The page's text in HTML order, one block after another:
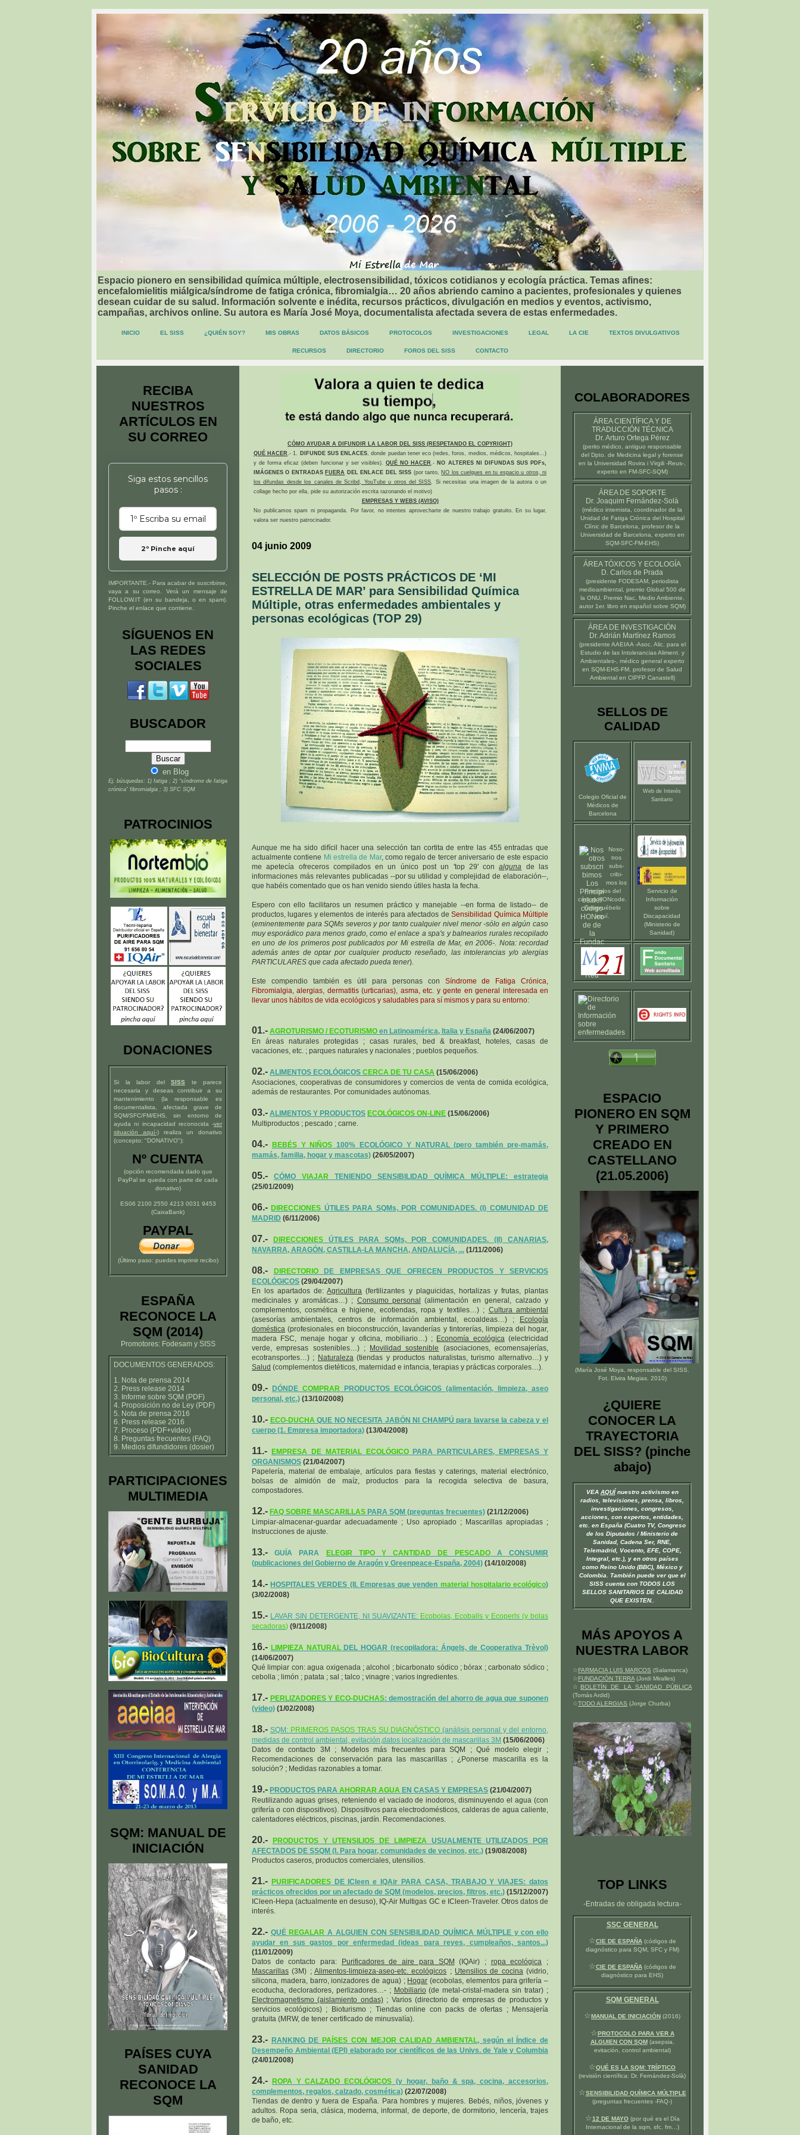
Espacio pionero en sensibilidad química múltiple, electrosensibilidad, tóxicos cotidianos y ecología práctica. Temas afines:
encefalomielitis miálgica/síndrome de fatiga crónica, fibromialgia… 20 años abriendo camino a pacientes, profesionales y quienes
desean cuidar de su salud. Información solvente e inédita, recursos prácticos, divulgación en medios y eventos, activismo,
campañas, archivos online. Su autora es María José Moya, documentalista afectada severa de estas enfermedades.
INICIO EL SISS ¿QUIÉN SOY? MIS OBRAS DATOS BÁSICOS PROTOCOLOS INVESTIGACIONES LEGAL LA CIE TEXTOS DIVULGATIVOS
RECURSOS DIRECTORIO FOROS DEL SISS CONTACTO
CÓMO AYUDAR A DIFUNDIR LA LABOR DEL SISS (RESPETANDO EL COPYRIGHT)
QUÉ HACER.- 1. DIFUNDE SUS ENLACES, donde puedan tener eco (redes, foros, medios, médicos, hospitales...)
y de forma eficaz (deben funcionar y ser visibles).QUÉ NO HACER.- NO ALTERES NI DIFUNDAS SUS PDFs,
IMÁGENES O ENTRADAS FUERA DEL ENLACE DEL SISS (por tanto, NO los cuelgues en tu espacio u otros, ni
los difundas desde los canales de Scribd, YouTube u otros del SISS. Si necesitas una imagen de la autora o un
collage hecho por ella, pide su autorización escrita razonando el motivo)
EMPRESAS Y WEBS (AVISO)
No publicamos spam ni propaganda. Por favor, no intentes aprovecharte de nuestro trabajo gratuito. En su lugar,
valora ser nuestro patrocinador.
04 junio 2009
SELECCIÓN DE POSTS PRÁCTICOS DE ‘MI
ESTRELLA DE MAR’ para Sensibilidad Química
Múltiple, otras enfermedades ambientales y
personas ecológicas (TOP 29)
Aunque me ha sido difícil hacer una selección tan cortita de entre las 455 entradas que
actualmente contiene Mi estrella de Mar, como regalo de tercer aniversario de este espacio
me apetecía ofreceros compilados en un único post un 'top 29' conalguna de las
informaciones más relevantes publicadas --por su utilidad y complejidad de elaboración--,
que habéis comentado que os han venido siendo útiles hasta la fecha.
Espero con ello facilitaros un resumen práctico y manejable --en forma de listado-- de
productos, lugares y elementos de interés para afectados deSensibilidad Química Múltiple
(eminentemente para SQMs severos y por tanto cualquier nivel menor -sólo en algún caso
muy esporádico para menos grado, como el enlace a spa's y balnearios rurales recopilado
en uno de los primeros post publicados por Mi estrella de Mar, en 2006-. Nota: recordad
además antes de optar por cualquier producto reseñado, las intolerancias y/o alergias
PARTICULARES que cada afectado pueda tener).
Este compendio también es útil para personas con Síndrome de Fatiga Crónica,
Fibromialgia, alergias, dermatitis (urticarias), asma, etc. y gente en general interesada en
llevar unos hábitos de vida ecológicos y saludables para sí mismos y para su entorno:
01.- AGROTURISMO / ECOTURISMO en Latinoamérica, Italia y España (24/06/2007)
En áreas naturales protegidas ; casas rurales, bed & breakfast, hoteles, casas de
vacaciones, etc. ; parques naturales y nacionales ; pueblos pequeños.
02.- ALIMENTOS ECOLÓGICOS CERCA DE TU CASA (15/06/2006)
Asociaciones, cooperativas de consumidores y comercios de venta de comida ecológica,
además de restaurantes. Por comunidades autónomas.
03.- ALIMENTOS Y PRODUCTOS ECOLÓGICOS ON-LINE (15/06/2006)
Multiproductos ; pescado ; carne.
04.- BEBÉS Y NIÑOS 100% ECOLÓGICO Y NATURAL (pero también pre-mamás,
mamás, familia, hogar y mascotas) (26/05/2007)
05.- CÓMO VIAJAR TENIENDO SENSIBILIDAD QUÍMICA MÚLTIPLE: estrategia
(25/01/2009)
06.- DIRECCIONES ÚTILES PARA SQMs, POR COMUNIDADES. (I) COMUNIDAD DE
MADRID (6/11/2006)
07.- DIRECCIONESÚTILES PARA SQMs, POR COMUNIDADES. (II) CANARIAS,
NAVARRA, ARAGÓN, CASTILLA-LA MANCHA, ANDALUCÍA, ... (1/11/2006)
08.- DIRECTORIO
DE EMPRESAS QUE OFRECEN PRODUCTOS Y SERVICIOS
ECOLÓGICOS (29/04/2007)
En los apartados de:Agricultura (fertilizantes y plaguicidas, hortalizas y frutas, plantas
medicinales y aromáticas…) ; Consumo personal
(alimentación en general, calzado y
complementos, cosmética e higiene, ecotiendas, ropa y textiles…) ; Cultura ambiental
(asesorías ambientales, centros de información ambiental, ecoaldeas…) ;
Ecología
doméstica (profesionales en bioconstrucción, lavanderías y tintorerías, limpieza del hogar,
madera FSC, menaje hogar y oficina, mobiliario…) ; Economía ecológica(electricidad
verde, empresas sostenibles…) ;
Movilidad sostenible
(asociaciones, ecomensajerías,
ecotransportes…) ; Naturaleza(tiendas y productos naturalistas, turismo alternativo…) y
Salud (complementos dietéticos, maternidad e infancia, terapias y prácticas corporales…).
09.- DÓNDE COMPRAR PRODUCTOS ECOLÓGICOS (alimentación, limpieza, aseo
personal, etc.) (13/10/2008)
10.- ECO-DUCHAQUE NO NECESITA JABÓN NI CHAMPÚ para lavarse la cabeza y el
cuerpo (1. Empresa importadora) (13/04/2008)
11.- EMPRESA DE MATERIAL ECOLÓGICOPARA PARTICULARES, EMPRESAS Y
ORGANISMOS (21/04/2007)
Papelería, material de embalaje, artículos para fiestas y caterings, material electrónico,
bolsas de almidón de maíz, productos para la recogida selectiva de basura,
compostadores.
12.- FAQ SOBRE MASCARILLAS PARA SQM (preguntas frecuentes) (21/12/2006)
Limpiar-almacenar-guardar adecuadamente ; Uso apropiado ; Mascarillas apropiadas ;
Instrucciones de ajuste.
13.- GUÍA PARA ELEGIR TIPO Y CANTIDAD DE PESCADOA CONSUMIR
(publicaciones del Gobierno de Aragón y Greenpeace-España, 2004) (14/10/2008)
14.- HOSPITALES VERDES (II. Empresas que venden material hospitalario ecológico)
(3/02/2008)
15.- LAVAR SIN DETERGENTE, NI SUAVIZANTE: Ecobolas, Ecoballs y Ecoperls (y bolas
secadoras) (9/11/2008)
16.- LIMPIEZANATURALDEL HOGAR (recopiladora: Ángels, de Cooperativa Trèvol)
(14/06/2007)
Qué limpiar con: agua oxigenada ; alcohol ; bicarbonato sódico ; bórax ; carbonato sódico ;
cebolla ; limón ; patata ; sal ; talco ; vinagre ; varios ingredientes.
17.- PERLIZADORES Y ECO-DUCHAS: demostración del ahorro de agua que suponen
(video) (1/02/2008)
18.- SQM:PRIMEROS PASOS TRAS SU DIAGNÓSTICO (análisis personal y del entorno,
medidas de control ambiental, evitación,datos localización de mascarillas 3M (15/06/2006)
Datos de contacto 3M ; Modelos más frecuentes para SQM ; Qué modelo elegir ;
Recomendaciones de conservación para las mascarillas ; ¿Ponerse mascarilla es la
solución? ; Medidas razonables a tomar.
19.- PRODUCTOS PARA AHORRAR AGUA EN CASAS Y EMPRESAS (21/04/2007)
Reutilizando aguas grises, reteniendo el vaciado de inodoros, disminuyendo el agua (con
grifería o con dispositivos). Dispositivos para electrodomésticos, calderas de agua caliente,
calentadores eléctricos, piscinas, jardín. Recomendaciones.
20.- PRODUCTOS Y UTENSILIOS DE LIMPIEZA USUALMENTE UTILIZADOS POR
AFECTADOS DE SSQM (I. Para hogar, comunidades de vecinos, etc.) (19/08/2008)
Productos caseros, productos comerciales, utensilios.
21.- PURIFICADORESDE ICleen e IQAir PARA CASA, TRABAJO Y VIAJES: datos
prácticos ofrecidos por un afectado de SQM (modelos, precios, filtros, etc.) (15/12/2007)
ICleen-Hepa (actualmente en desuso), IQ-Air Multigas GC e ICleen-Traveler. Otros datos de
interés.
22.- QUÉ REGALAR A ALGUIEN CON SENSIBILIDAD QUÍMICA MÚLTIPLE y con ello
ayudar en sus gastos por enfermedad (ideas para reyes, cumpleaños, santos...)
(11/01/2009)
Datos de contacto para:
Purificadores de aire para SQM (IQAir) ; ropa ecológica ;
Mascarillas (3M) ; Alimentos-limpieza-aseo-etc. ecológicos ; Utensilios de cocina(vidrio,
silicona, madera, barro, ionizadores de agua) ; Hogar (ecobolas, elementos para grifería –
ecoducha, decloradores, perlizadores…- ; Mobiliario(de metal-cristal-madera sin tratar) ;
Electromagnetismo (aislamiento ondas); Varios (directorio de empresas de productos y
servicios ecológicos) ; Bioturismo ; Tiendas online con packs de ofertas ; Mensajería
gratuita (MRW, de tener certificado de minusvalía).
23.- RANKING DE PAÍSES CON MEJOR CALIDAD AMBIENTAL, según el Índice de
Desempeño Ambiental (EPI) elaborado por científicos de las Univs. de Yale y Columbia
(24/01/2008)
24.- ROPA Y CALZADO ECOLÓGICOS (y hogar, baño & spa, cocina, accesorios,
complementos, regalos, calzado, cosmética) (22/07/2008)
Tiendas de dentro y fuera de España. Para hombres y mujeres. Bebés, niños, jóvenes y
adultos. Ropa seria, clásica, moderna, informal, de deporte, de dormitorio, lencería, trajes
de baño, etc.
RECIBA
NUESTROS
ARTÍCULOS EN
SU CORREO
Siga estos sencillos
pasos :
2º Pinche aquí
IMPORTANTE.- Para acabar de suscribirse,
vaya a su correo. Verá un mensaje de
FOLLOW.IT (en su bandeja, o en spam).
Pinche el enlace que contiene.
SÍGUENOS EN
LAS REDES
SOCIALES
BUSCADOR
en Blog
Ej. búsquedas: 1) fatiga ; 2) “síndrome de fatiga
crónica” fibromialgia ; 3) SFC SQM
PATROCINIOS
DONACIONES
Si la labor del SISS te parece
necesaria y deseas contribuir a su
mantenimiento (la responsable es
documentalista, afectada grave de
SQM/SFC/FM/EHS, sin entorno de
ayuda ni incapacidad reconocida -ver
situación aquí-) realiza un donativo
(concepto: "DONATIVO"):
Nº CUENTA
(opción recomendada dado que
PayPal se queda con parte de cada
donativo)
ES06 2100 2550 4213 0031 9453
(CaixaBank)
PAYPAL
(Último paso: puedes imprimir recibo)
ESPAÑA
RECONOCE LA
SQM (2014)
Promotores: Fodesam y SISS
DOCUMENTOS GENERADOS:
1. Nota de prensa 2014
2. Press release 2014
3. Informe sobre SQM (PDF)
4. Proposición no de Ley (PDF)
5. Nota de prensa 2016
6. Press release 2016
7. Proceso (PDF+video)
8. Preguntas frecuentes (FAQ)
9. Medios difundidores (dosier)
PARTICIPACIONES
MULTIMEDIA
SQM: MANUAL DE
INICIACIÓN
PAÍSES CUYA
SANIDAD
RECONOCE LA
SQM
COLABORADORES
ÁREA CIENTÍFICA Y DE
TRADUCCIÓN TÉCNICA
Dr. Arturo Ortega Pérez
(perito médico , antiguo responsable
del Dpto. de Medicina legal y forense
en la Universidad Rovira i Virgili -Reus-
experto en FM-SFC-SQM)
ÁREA DE SOPORTE
Dr. Joaquim Fernández-Solà
(médico internista, coordinador de la
Unidad de Fatiga Crónica del Hospital
Clínic de Barcelona , profesor de la
Universidad de Barcelona , experto en
SQM-SFC-FM-EHS)
ÁREA TÓXICOS Y ECOLOGÍA
D. Carlos de Prada
(presidente FODESAM , periodista
medioambiental, premio Global 500 de
la ONU, Premio Nac. Medio Ambiente,
autor 1er. libro en español sobre SQM)
ÁREA DE INVESTIGACIÓN
Dr. Adrián Martínez Ramos
(presidente AAEIAA-Asoc. Alic. para el
Estudio de las Intolerancias Aliment. y
Ambientales-, médico general experto
en SQM-EHS-FM, profesor de Salud
Ambiental en CIPFP Canastell)
SELLOS DE
CALIDAD
Colegio Oficial de
Médicos de
Barcelona
Web de Interés
Sanitario
Noso-
tros
subs-
cribi-
mos los
Principios del
código HONcode
Compruébelo
aquí
Servicio de
Información
sobre
Discapacidad
(Ministerio de
Sanidad)
ESPACIO
PIONERO EN SQM
Y PRIMERO
CREADO EN
CASTELLANO
(21.05.2006)
(María José Moya, responsable del SISS
Fot. Elvira Megias. 2010)
¿QUIERE
CONOCER LA
TRAYECTORIA
DEL SISS? (pinche
abajo)
VEA AQUÍnuestro activismo en
radios, televisiones, prensa, libros,
investigaciones, congresos,
acciones, con expertos, entidades,
etc. en España (Cuatro TV, Congreso
de los Diputados / Ministerio de
Sanidad, Cadena Ser, RNE,
Telemadrid, Vocento, EFE, COPE,
Integral, etc.), y en otros países
como Reino Unido (BBC), México y
Colombia. También puede ver que el
SISS cuenta con TODOS LOS
SELLOS SANITARIOS DE CALIDAD
QUE EXISTEN.
MÁS APOYOS A
NUESTRA LABOR
☆FARMACIA LUIS MARCOS (Salamanca)
☆FUNDACIÓN TERRA (Jordi Miralles)
☆ BOLETÍN DE LA SANIDAD PÚBLICA
(Tomás Ardid)
☆TODO ALERGIAS (Jorge Churba)
TOP LINKS
-Entradas de obligada lectura-
SSC GENERAL
☆CIE DE ESPAÑA(códigos de
diagnóstico para SQM, SFC y FM)
☆CIE DE ESPAÑA(códigos de
diagnóstico para EHS)
SQM GENERAL
☆MANUAL DE INICIACIÓN (2016)
☆PROTOCOLO PARA VER A
ALGUIEN CON SQM(asepsia,
evitación, control ambiental)
☆QUÉ ES LA SQM: TRÍPTICO
(revisión científica: Dr. Fernández-Solà)
☆SENSIBILIDAD QUÍMICA MÚLTIPLE
(preguntas frecuentes -FAQ-)
☆12 DE MAYO(por qué es el Día
Internacional de la sqm, sfc, fm…)